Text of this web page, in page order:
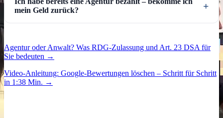
mein Geld zurück?
Agentur oder Anwalt? Was RDG-Zulassung und Art. 23 DSA für
Sie bedeuten →
Video-Anleitung: Google-Bewertungen löschen – Schritt für Schritt
in 1:38 Min. →